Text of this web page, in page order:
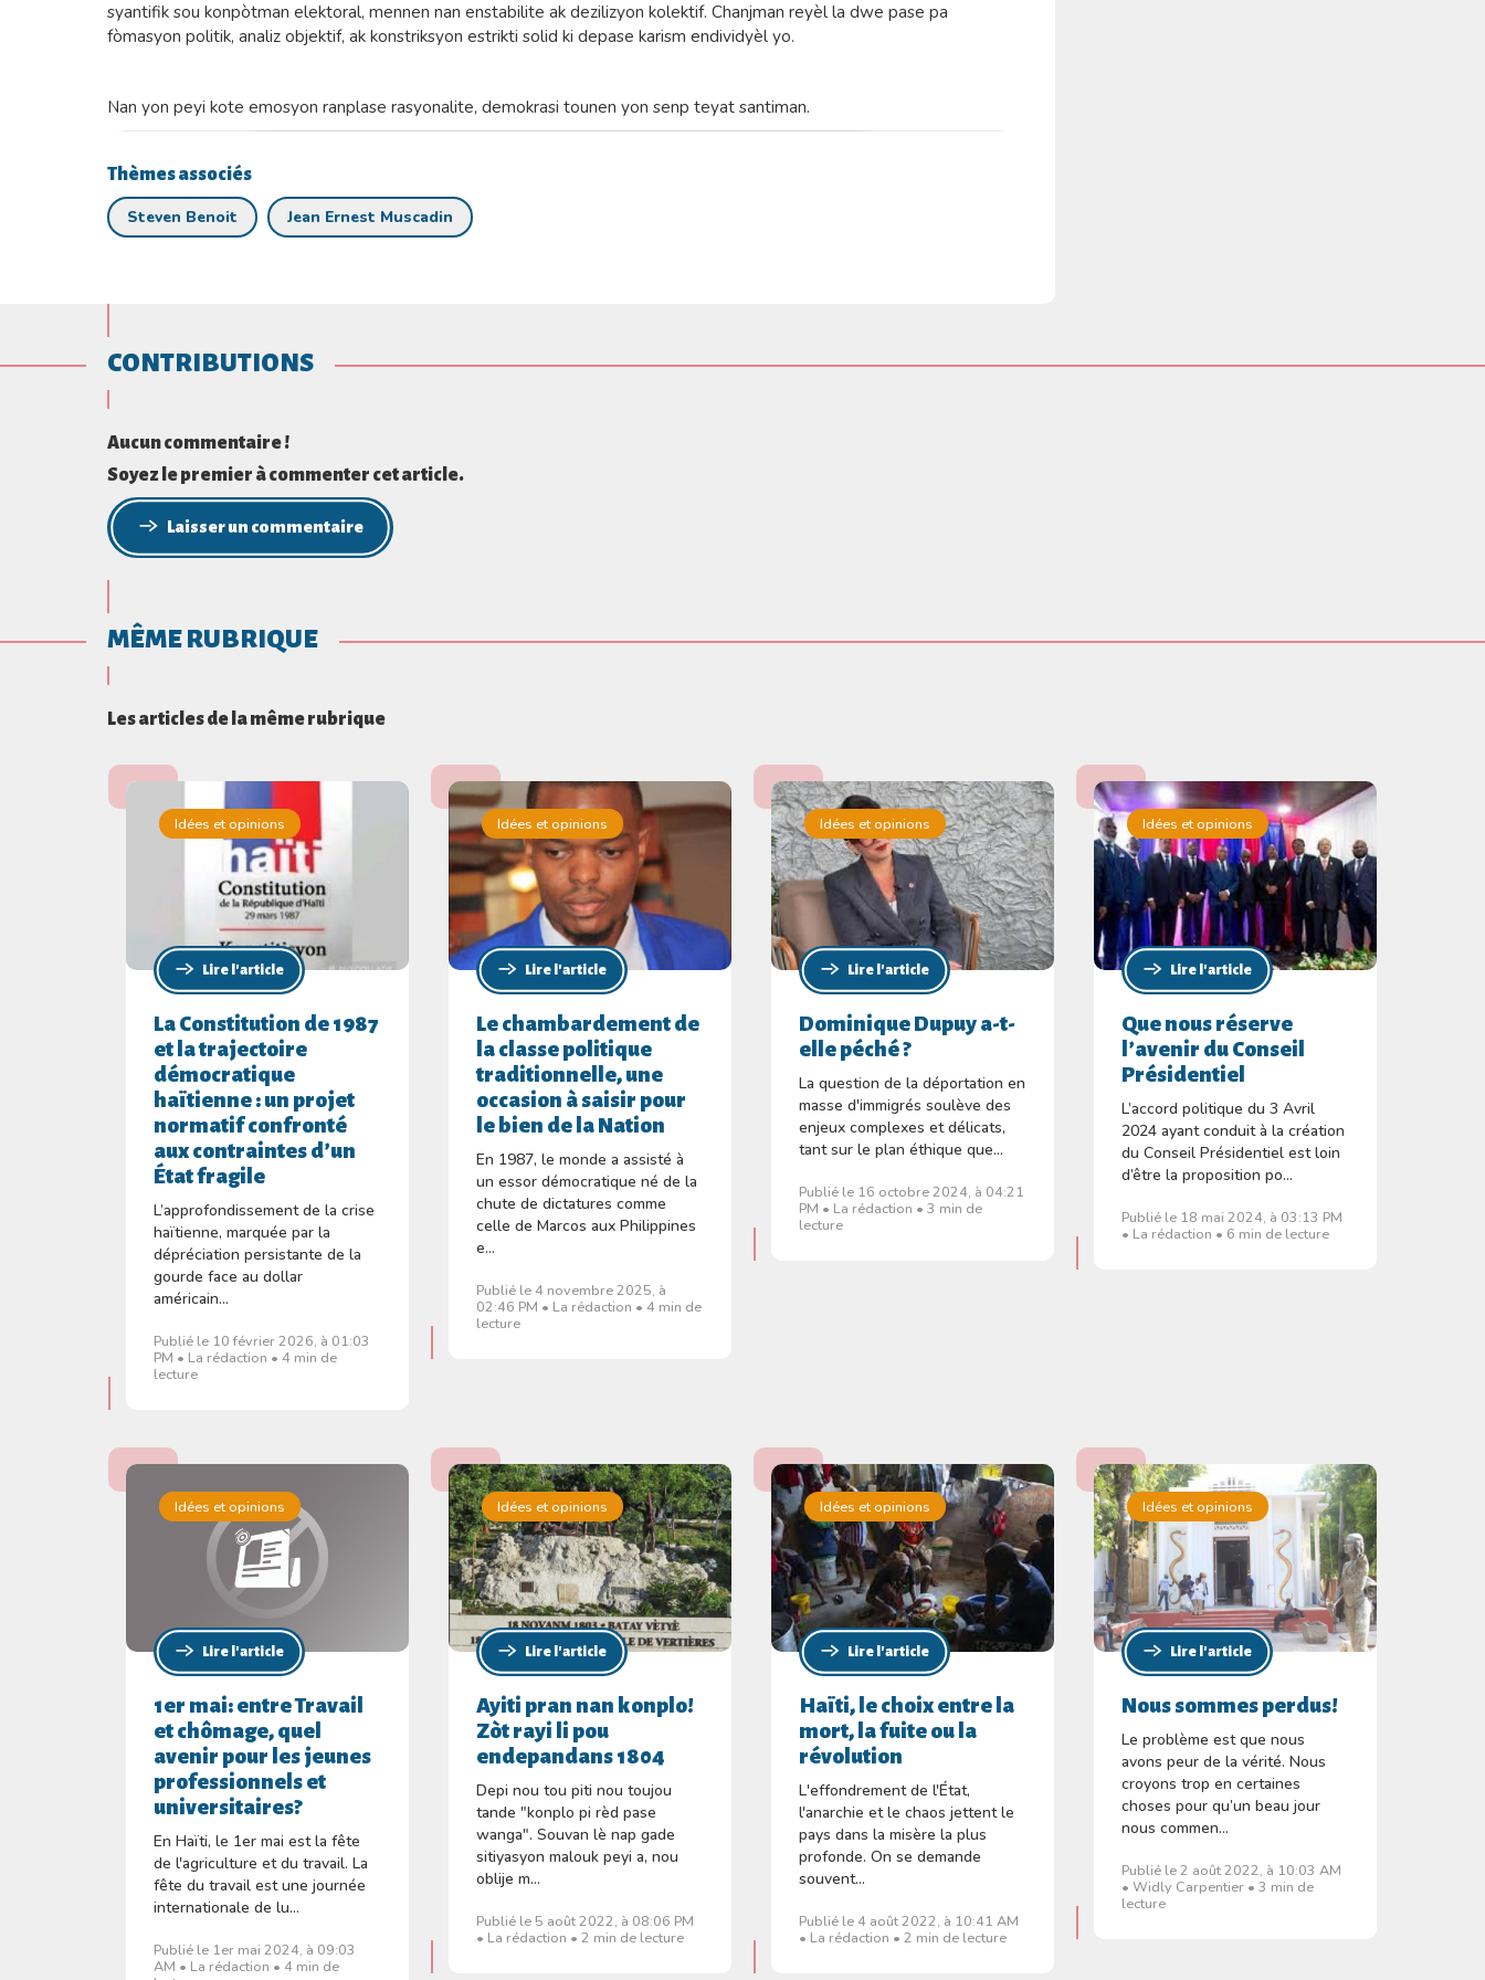
syantifik sou konpòtman elektoral, mennen nan enstabilite ak dezilizyon kolektif. Chanjman reyèl la dwe pase pa
fòmasyon politik, analiz objektif, ak konstriksyon estrikti solid ki depase karism endividyèl yo.
Nan yon peyi kote emosyon ranplase rasyonalite, demokrasi tounen yon senp teyat santiman.
Thèmes associés
Steven Benoit Jean Ernest Muscadin
CONTRIBUTIONS
Aucun commentaire !
Soyez le premier à commenter cet article.
Laisser un commentaire
MÊME RUBRIQUE
Les articles de la même rubrique
Idées et opinions
Lire l'article
La Constitution de 1987
et la trajectoire
démocratique
haïtienne : un projet
normatif confronté
aux contraintes d’un
État fragile
L’approfondissement de la crise
haïtienne, marquée par la
dépréciation persistante de la
gourde face au dollar
américain...
Publié le 10 février 2026, à 01:03
PM • La rédaction • 4 min de
lecture
Idées et opinions
Lire l'article
Le chambardement de
la classe politique
traditionnelle, une
occasion à saisir pour
le bien de la Nation
En 1987, le monde a assisté à
un essor démocratique né de la
chute de dictatures comme
celle de Marcos aux Philippines
e...
Publié le 4 novembre 2025, à
02:46 PM • La rédaction • 4 min de
lecture
Idées et opinions
Lire l'article
Dominique Dupuy a-t-
elle péché ?
La question de la déportation en
masse d'immigrés soulève des
enjeux complexes et délicats,
tant sur le plan éthique que...
Publié le 16 octobre 2024, à 04:21
PM • La rédaction • 3 min de
lecture
Idées et opinions
Lire l'article
Que nous réserve
l’avenir du Conseil
Présidentiel
L’accord politique du 3 Avril
2024 ayant conduit à la création
du Conseil Présidentiel est loin
d’être la proposition po...
Publié le 18 mai 2024, à 03:13 PM
• La rédaction • 6 min de lecture
Idées et opinions
Lire l'article
1er mai: entre Travail
et chômage, quel
avenir pour les jeunes
professionnels et
universitaires?
En Haïti, le 1er mai est la fête
de l'agriculture et du travail. La
fête du travail est une journée
internationale de lu...
Publié le 1er mai 2024, à 09:03
AM • La rédaction • 4 min de
Idées et opinions
Lire l'article
Ayiti pran nan konplo!
Zòt rayi li pou
endepandans 1804
Depi nou tou piti nou toujou
tande "konplo pi rèd pase
wanga". Souvan lè nap gade
sitiyasyon malouk peyi a, nou
oblije m...
Publié le 5 août 2022, à 08:06 PM
• La rédaction • 2 min de lecture
Idées et opinions
Lire l'article
Haïti, le choix entre la
mort, la fuite ou la
révolution
L'effondrement de l'État,
l'anarchie et le chaos jettent le
pays dans la misère la plus
profonde. On se demande
souvent...
Publié le 4 août 2022, à 10:41 AM
• La rédaction • 2 min de lecture
Idées et opinions
Lire l'article
Nous sommes perdus!
Le problème est que nous
avons peur de la vérité. Nous
croyons trop en certaines
choses pour qu’un beau jour
nous commen...
Publié le 2 août 2022, à 10:03 AM
• Widly Carpentier • 3 min de
lecture